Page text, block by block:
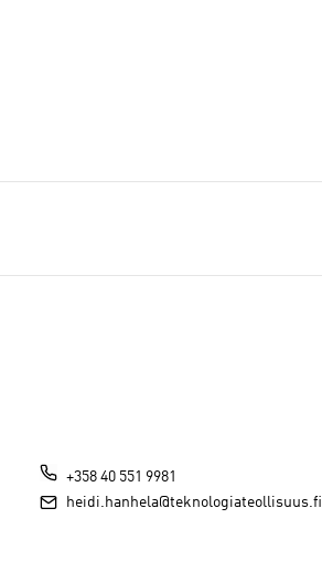
+358 40 551 9981
heidi.hanhela@teknologiateollisuus.fi